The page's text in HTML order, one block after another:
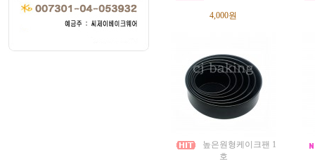
4,000원
높은원형케이크팬 1
호